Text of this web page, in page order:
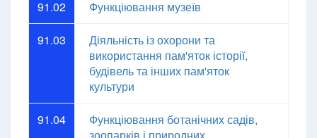
91.02 Функціювання музеїв
91.03
Діяльність із охорони та
використання пам'яток історії,
будівель та інших пам'яток
культури
91.04
Функціювання ботанічних садів,